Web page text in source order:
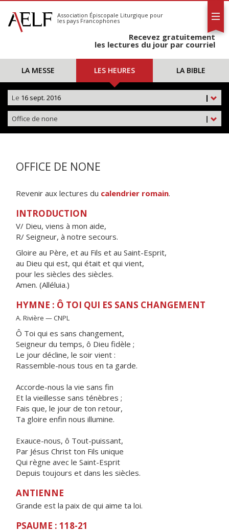
S'abonner
Calendrier
Association Épiscopale Liturgique pour
les pays Francophones
Recevez gratuitement
les lectures du jour par courriel
LA MESSE LES HEURES LA BIBLE
|
Le 16 sept. 2016
|
Office de none
OFFICE DE NONE
Revenir aux lectures du calendrier romain.
INTRODUCTION
V/ Dieu, viens à mon aide,
R/ Seigneur, à notre secours.
Gloire au Père, et au Fils et au Saint-Esprit,
au Dieu qui est, qui était et qui vient,
pour les siècles des siècles.
Amen. (Alléluia.)
HYMNE : Ô TOI QUI ES SANS CHANGEMENT
A. Rivière — CNPL
Ô Toi qui es sans changement,
Seigneur du temps, ô Dieu fidèle ;
Le jour décline, le soir vient :
Rassemble-nous tous en ta garde.
Accorde-nous la vie sans fin
Et la vieillesse sans ténèbres ;
Fais que, le jour de ton retour,
Ta gloire enfin nous illumine.
Exauce-nous, ô Tout-puissant,
Par Jésus Christ ton Fils unique
Qui règne avec le Saint-Esprit
Depuis toujours et dans les siècles.
ANTIENNE
Grande est la paix de qui aime ta loi.
PSAUME : 118-21